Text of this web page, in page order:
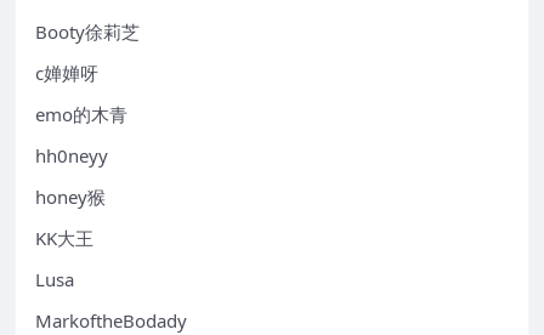
Booty徐莉芝
c婵婵呀
emo的木青
hh0neyy
honey猴
KK大王
Lusa
MarkoftheBodady